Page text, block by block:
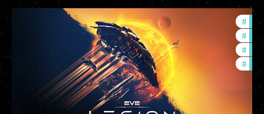
#
#
#
#